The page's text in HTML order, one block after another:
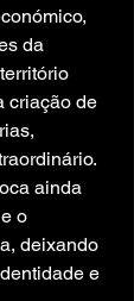
da
criação de
ainda
o
deixando
e